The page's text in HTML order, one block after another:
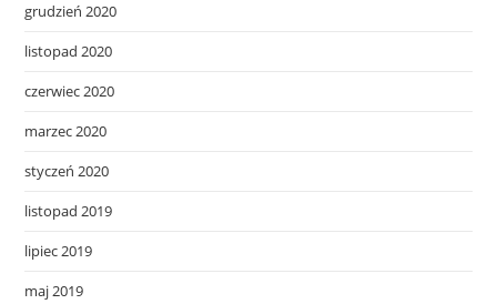
grudzień 2020
listopad 2020
czerwiec 2020
marzec 2020
styczeń 2020
listopad 2019
lipiec 2019
maj 2019